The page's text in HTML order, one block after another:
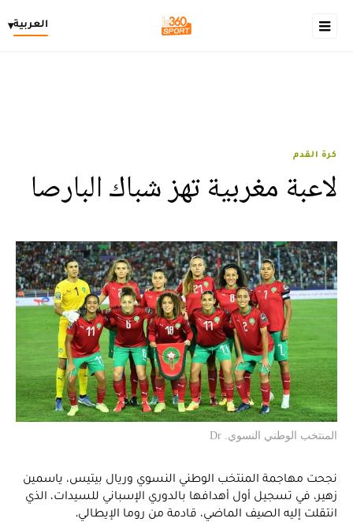
العربية▾
كرة القدم
لاعبة مغربية تهز شباك البارصا
المنتخب الوطني النسوي. Dr
نجحت مهاجمة المنتخب الوطني النسوي وريال بيتيس، ياسمين
زهير، في تسجيل أول أهدافها بالدوري الإسباني للسيدات، الذي
انتقلت إليه الصيف الماضي، قادمة من روما الإيطالي.